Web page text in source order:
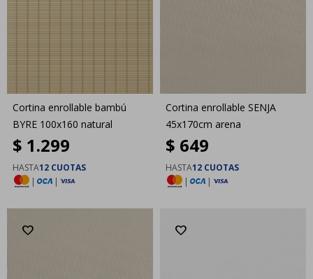
Cortina enrollable bambú
BYRE 100x160 natural
$ 1.299
HASTA12 CUOTAS
|
|
Cortina enrollable SENJA
45x170cm arena
$ 649
HASTA12 CUOTAS
|
|